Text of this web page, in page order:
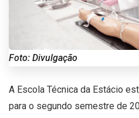
Foto: Divulgação
A Escola Técnica da Estácio
para o segundo semestre de